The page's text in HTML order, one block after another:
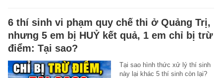
6 thí sinh vi phạm quy chế thi ở Quảng Trị,
nhưng 5 em bị HUỶ kết quả, 1 em chỉ bị trừ
điểm: Tại sao?
Tại sao hình thức xử lý thí sinh
này lại khác 5 thí sinh còn lại?